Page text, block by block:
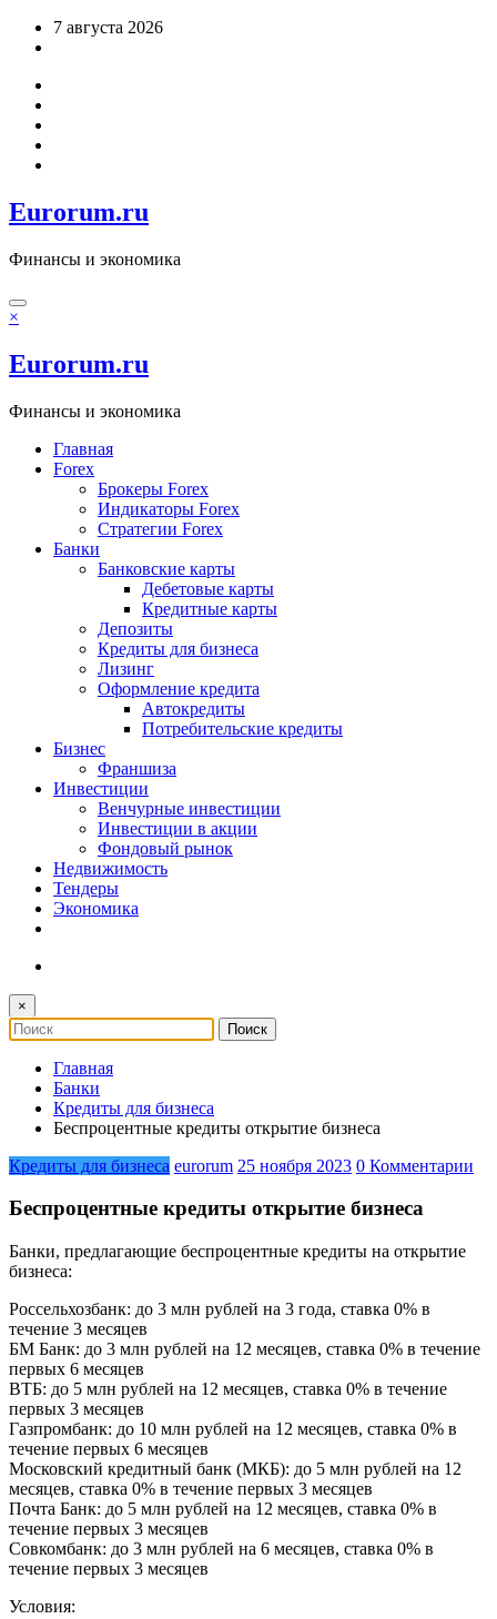
Перейти7 августа 2026
Eurorum.ru
Финансы и экономика
×
Eurorum.ru
Финансы и экономика
Главная
Forex
Брокеры Forex
Индикаторы Forex
Стратегии Forex
Банки
Банковские карты
Дебетовые карты
Кредитные карты
Депозиты
Кредиты для бизнеса
Лизинг
Оформление кредита
Автокредиты
Потребительские кредиты
Бизнес
Франшиза
Инвестиции
Венчурные инвестиции
Инвестиции в акции
Фондовый рынок
Недвижимость
Тендеры
Экономика
×
Главная
Банки
Кредиты для бизнеса
Беспроцентные кредиты открытие бизнеса
Кредиты для бизнеса eurorum 25 ноября 2023 0 Комментарии
Беспроцентные кредиты открытие бизнеса
Банки, предлагающие беспроцентные кредиты на открытие
бизнеса:
Россельхозбанк: до 3 млн рублей на 3 года, ставка 0% в
течение 3 месяцев
БМ Банк: до 3 млн рублей на 12 месяцев, ставка 0% в течение
первых 6 месяцев
ВТБ: до 5 млн рублей на 12 месяцев, ставка 0% в течение
первых 3 месяцев
Газпромбанк: до 10 млн рублей на 12 месяцев, ставка 0% в
течение первых 6 месяцев
Московский кредитный банк (МКБ): до 5 млн рублей на 12
месяцев, ставка 0% в течение первых 3 месяцев
Почта Банк: до 5 млн рублей на 12 месяцев, ставка 0% в
течение первых 3 месяцев
Совкомбанк: до 3 млн рублей на 6 месяцев, ставка 0% в
течение первых 3 месяцев
Условия: